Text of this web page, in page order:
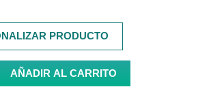
PRODUCTO
tapa dura cantidad
AÑADIR AL CARRITO